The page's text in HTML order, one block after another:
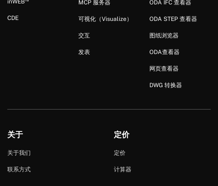
inWEB
CDE
MCP 服务器
可视化（Visualize）
交互
发表
ODA IFC 查看器
ODA STEP 查看器
图纸浏览器
ODA查看器
网页查看器
DWG 转换器
关于
关于我们
联系方式
定价
定价
计算器